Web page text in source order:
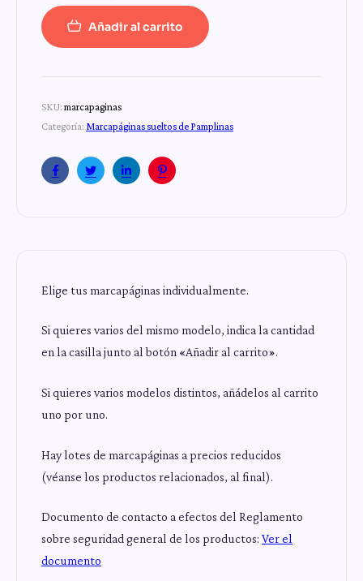
Añadir al carrito
SKU: marcapaginas
Categoría: Marcapáginas sueltos de Pamplinas
FacebookTwitter LinkedinPinterest
Elige tus marcapáginas individualmente.
Si quieres varios del mismo modelo, indica la cantidad
en la casilla junto al botón «Añadir al carrito».
Si quieres varios modelos distintos, añádelos al carrito
uno por uno.
Hay lotes de marcapáginas a precios reducidos
(véanse los productos relacionados, al final).
Documento de contacto a efectos del Reglamento
sobre seguridad general de los productos: Ver el
documento